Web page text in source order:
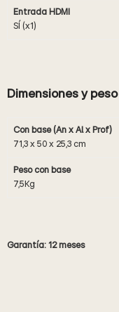
Entrada HDMI
SÍ (x1)
Dimensiones y peso
Con base (An x Al x Prof)
71,3 x 50 x 25,3 cm
Peso con base
7,5Kg
Garantía: 12 meses